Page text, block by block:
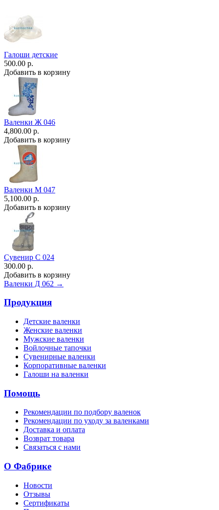
Галоши детские
500.00 р.
Добавить в корзину
Валенки Ж 046
4,800.00 р.
Добавить в корзину
Валенки М 047
5,100.00 р.
Добавить в корзину
Сувенир С 024
300.00 р.
Добавить в корзину
Валенки Д 062 →
Продукция
Детские валенки
Женские валенки
Мужские валенки
Войлочные тапочки
Сувенирные валенки
Корпоративные валенки
Галоши на валенки
Помощь
Рекомендации по подбору валенок
Рекомендации по уходу за валенками
Доставка и оплата
Возврат товара
Связаться с нами
О Фабрике
Новости
Отзывы
Сертификаты